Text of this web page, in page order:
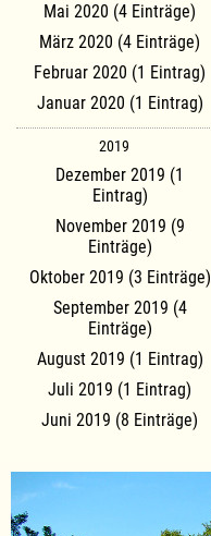
Mai 2020 (4 Einträge)
März 2020 (4 Einträge)
Februar 2020 (1 Eintrag)
Januar 2020 (1 Eintrag)
2019
Dezember 2019 (1
Eintrag)
November 2019 (9
Einträge)
Oktober 2019 (3 Einträge)
September 2019 (4
Einträge)
August 2019 (1 Eintrag)
Juli 2019 (1 Eintrag)
Juni 2019 (8 Einträge)